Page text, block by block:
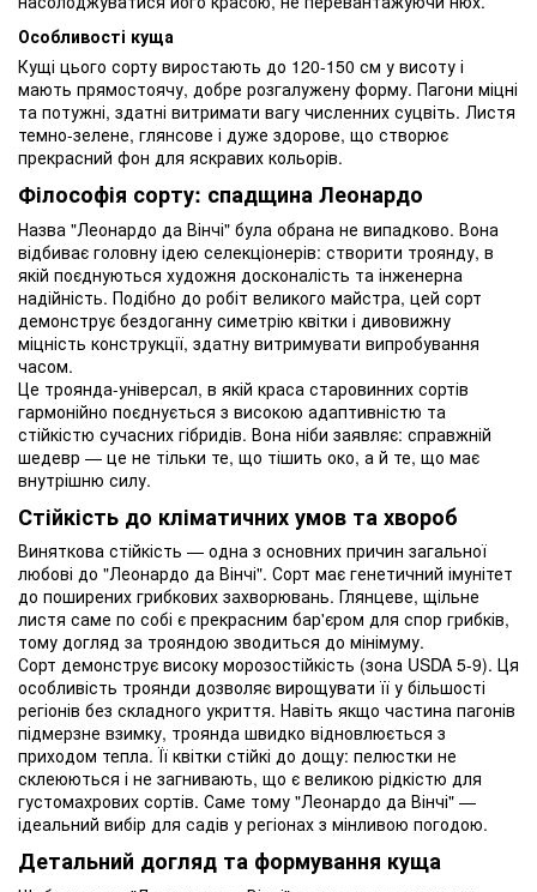
Особливості куща
Кущі цього сорту виростають до 120-150 см у висоту і
мають прямостоячу, добре розгалужену форму. Пагони міцні
та потужні, здатні витримати вагу численних суцвіть. Листя
темно-зелене, глянсове і дуже здорове, що створює
прекрасний фон для яскравих кольорів.
Філософія сорту: спадщина Леонардо
Назва "Леонардо да Вінчі" була обрана не випадково. Вона
відбиває головну ідею селекціонерів: створити троянду, в
якій поєднуються художня досконалість та інженерна
надійність. Подібно до робіт великого майстра, цей сорт
демонструє бездоганну симетрію квітки і дивовижну
міцність конструкції, здатну витримувати випробування
часом.
Це троянда-універсал, в якій краса старовинних сортів
гармонійно поєднується з високою адаптивністю та
стійкістю сучасних гібридів. Вона ніби заявляє: справжній
шедевр — це не тільки те, що тішить око, а й те, що має
внутрішню силу.
Стійкість до кліматичних умов та хвороб
Виняткова стійкість — одна з основних причин загальної
любові до "Леонардо да Вінчі". Сорт має генетичний імунітет
до поширених грибкових захворювань. Глянцеве, щільне
листя саме по собі є прекрасним бар'єром для спор грибків,
тому догляд за трояндою зводиться до мінімуму.
Сорт демонструє високу морозостійкість (зона USDA 5-9). Ця
особливість троянди дозволяє вирощувати її у більшості
регіонів без складного укриття. Навіть якщо частина пагонів
підмерзне взимку, троянда швидко відновлюється з
приходом тепла. Її квітки стійкі до дощу: пелюстки не
склеюються і не загнивають, що є великою рідкістю для
густомахрових сортів. Саме тому "Леонардо да Вінчі" —
ідеальний вибір для садів у регіонах з мінливою погодою.
Детальний догляд та формування куща